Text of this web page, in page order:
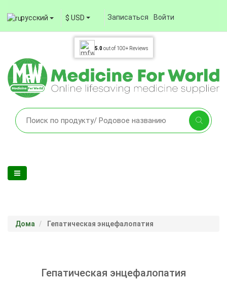
русский $ USD Записаться Войти
5.0out of 100+ Reviews
Дома Гепатическая энцефалопатия
Гепатическая энцефалопатия